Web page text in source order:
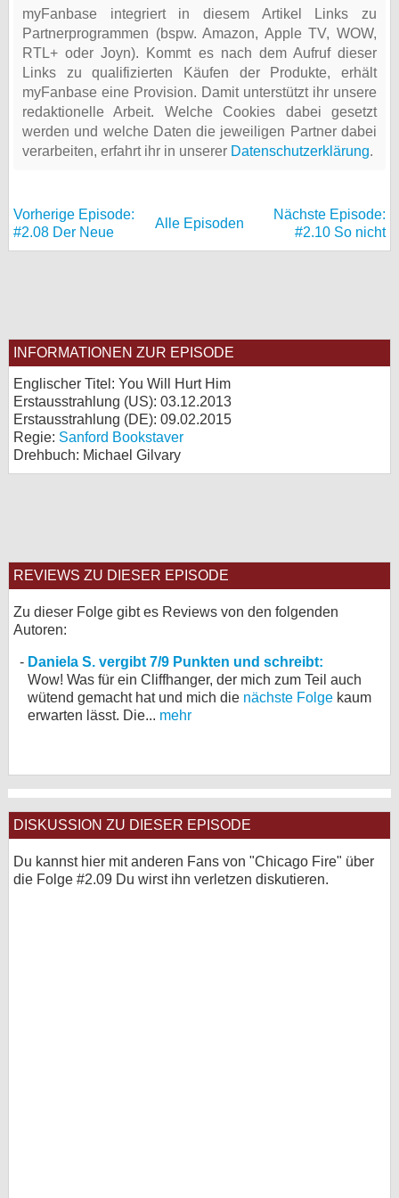
myFanbase integriert in diesem Artikel Links zu
Partnerprogrammen (bspw. Amazon, Apple TV, WOW,
RTL+ oder Joyn). Kommt es nach dem Aufruf dieser
Links zu qualifizierten Käufen der Produkte, erhält
myFanbase eine Provision. Damit unterstützt ihr unsere
redaktionelle Arbeit. Welche Cookies dabei gesetzt
werden und welche Daten die jeweiligen Partner dabei
verarbeiten, erfahrt ihr in unserer Datenschutzerklärung.
Vorherige Episode:
#2.08 Der Neue
Alle Episoden
Nächste Episode:
#2.10 So nicht
INFORMATIONEN ZUR EPISODE
Englischer Titel: You Will Hurt Him
Erstausstrahlung (US): 03.12.2013
Erstausstrahlung (DE): 09.02.2015
Regie: Sanford Bookstaver
Drehbuch: Michael Gilvary
REVIEWS ZU DIESER EPISODE
Zu dieser Folge gibt es Reviews von den folgenden
Autoren:
Daniela S. vergibt 7/9 Punkten und schreibt:
Wow! Was für ein Cliffhanger, der mich zum Teil auch
wütend gemacht hat und mich die nächste Folge kaum
erwarten lässt. Die... mehr
DISKUSSION ZU DIESER EPISODE
Du kannst hier mit anderen Fans von "Chicago Fire" über
die Folge #2.09 Du wirst ihn verletzen diskutieren.